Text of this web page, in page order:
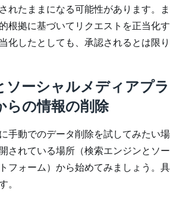
れたままになる可能性があります。ま
根拠に基づいてリクエストを正当化す
化したとしても、承認されるとは限り
ソーシャルメディアプラ
らの情報の削除
手動でのデータ削除を試してみたい場
されている場所（検索エンジンとソー
フォーム）から始めてみましょう。具
。